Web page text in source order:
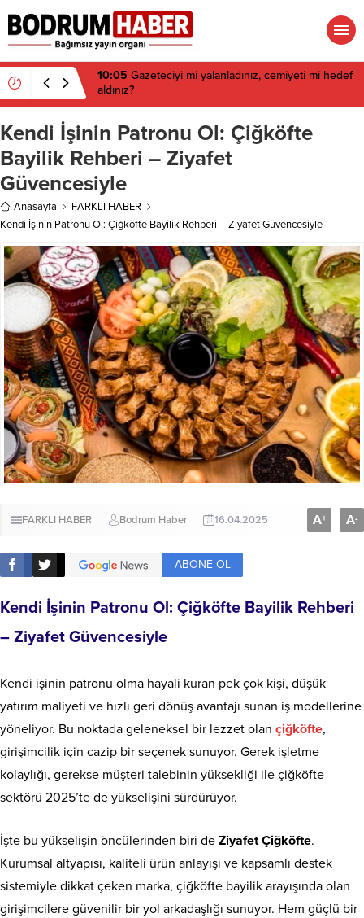
06:15 Danıştay iptal etmişti: Ortakent’te 650 bin
metrekare için yeni imar kararı
Kendi İşinin Patronu Ol: Çiğköfte
Bayilik Rehberi – Ziyafet
Güvencesiyle
Anasayfa
FARKLI HABER
Kendi İşinin Patronu Ol: Çiğköfte Bayilik Rehberi – Ziyafet Güvencesiyle
FARKLI HABER Bodrum Haber 16.04.2025 A+ A-
ABONE OL
Kendi İşinin Patronu Ol: Çiğköfte Bayilik Rehberi
– Ziyafet Güvencesiyle
Kendi işinin patronu olma hayali kuran pek çok kişi, düşük
yatırım maliyeti ve hızlı geri dönüş avantajı sunan iş modellerine
yöneliyor. Bu noktada geleneksel bir lezzet olan çiğköfte,
girişimcilik için cazip bir seçenek sunuyor. Gerek işletme
kolaylığı, gerekse müşteri talebinin yüksekliği ile çiğköfte
sektörü 2025’te de yükselişini sürdürüyor.
İşte bu yükselişin öncülerinden biri de Ziyafet Çiğköfte.
Kurumsal altyapısı, kaliteli ürün anlayışı ve kapsamlı destek
sistemiyle dikkat çeken marka, çiğköfte bayilik arayışında olan
girişimcilere güvenilir bir yol arkadaşlığı sunuyor. Hem güçlü bir